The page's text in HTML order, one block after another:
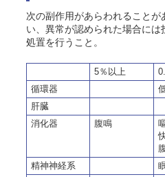
次の副作用があらわれること
い、異常が認められた場合に
処置を行うこと。
5％以上
循環器
肝臓
消化器
腹鳴
精神神経系